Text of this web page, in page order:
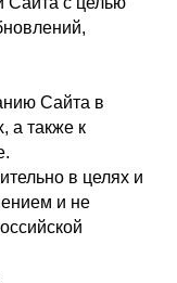
Сайта в
а также к
в целях и
и не